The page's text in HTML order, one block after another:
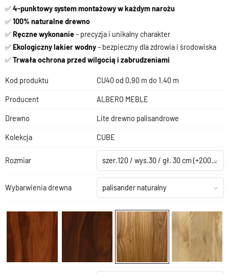
✅4-punktowy system montażowy w każdym narożu
✅100% naturalne drewno
✅Ręczne wykonanie– precyzja i unikalny charakter
✅Ekologiczny lakier wodny– bezpieczny dla zdrowia i środowiska
✅Trwała ochrona przed wilgocią i zabrudzeniami
Kod produktu CU40 od 0,90 m do 1.40 m
Producent ALBERO MEBLE
Drewno Lite drewno palisandrowe
Kolekcja CUBE
Rozmiar szer.120 / wys.30 / gł. 30 cm (+200,00 zł)
Wybarwienia drewna palisander naturalny